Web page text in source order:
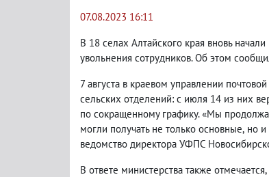
07.08.2023 16:11
В 18 селах Алтайского края вновь
увольнения сотрудников. Об этом
7 августа в краевом управлении
сельских отделений: с июля 14 из них
по сокращенному графику.«Мы
могли получать не только основные, но и
ведомство директора УФПС
В ответе министерства также отмечается,